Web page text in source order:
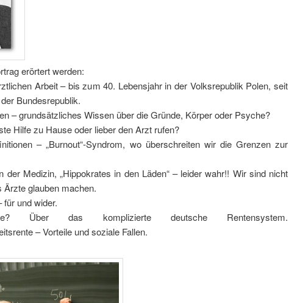
erörtert werden:
Arbeit – bis zum 40. Lebensjahr in der Volksrepublik Polen, seit
Bundesrepublik.
– grundsätzliches Wissen über die Gründe, Körper oder Psyche?
Hilfe zu Hause oder lieber den Arzt rufen?
– „Burnout“-Syndrom, wo überschreiten wir die Grenzen zur
der Medizin, „Hippokrates in den Läden“ – leider wahr!! Wir sind nicht
glauben machen.
für und wider.
Über das komplizierte deutsche Rentensystem.
– Vorteile und soziale Fallen.